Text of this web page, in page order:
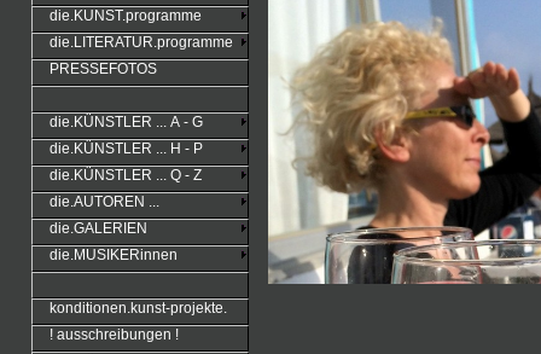
die.KUNST.programme
die.LITERATUR.programme
PRESSEFOTOS
die.KÜNSTLER ... A - G
die.KÜNSTLER ... H - P
die.KÜNSTLER ... Q - Z
die.AUTOREN ...
die.GALERIEN
die.MUSIKERinnen
konditionen.kunst-projekte.
! ausschreibungen !